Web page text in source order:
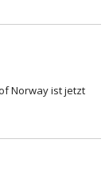
Norway ist jetzt